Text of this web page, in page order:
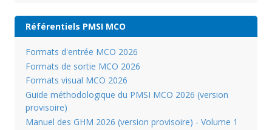
Référentiels PMSI MCO
Formats d'entrée MCO 2026
Formats de sortie MCO 2026
Formats visual MCO 2026
Guide méthodologique du PMSI MCO 2026 (version
provisoire)
Manuel des GHM 2026 (version provisoire) - Volume 1